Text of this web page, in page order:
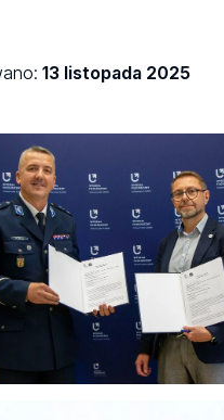
13 listopada 2025